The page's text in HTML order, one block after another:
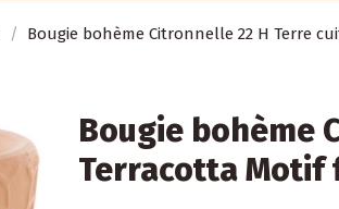
Bougie bohème Citronnelle 22 H Terre
Bougie bohème
Terracotta Motif